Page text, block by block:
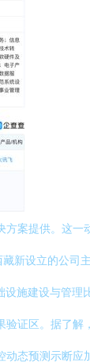
案提供。这
新设立的公司
施建设与管理
证区。据了
态预测示断